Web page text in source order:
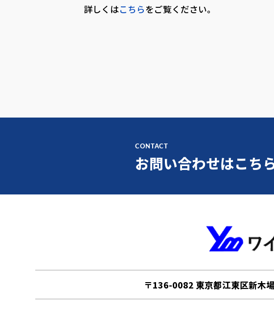
詳しくはこちらをご覧ください。
CONTACT
お問い合わせはこち
〒136-0082 東京都江東区新木